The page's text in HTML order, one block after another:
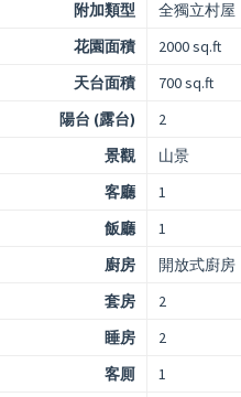
附加類型
全獨立村屋
花園面積
2000 sq.ft
天台面積
700 sq.ft
陽台 (露台)
2
景觀
山景
客廳
1
飯廳
1
廚房
開放式廚房
套房
2
睡房
2
客厠
1